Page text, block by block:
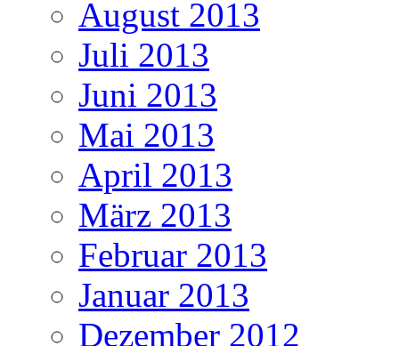
August 2013
Juli 2013
Juni 2013
Mai 2013
April 2013
März 2013
Februar 2013
Januar 2013
Dezember 2012